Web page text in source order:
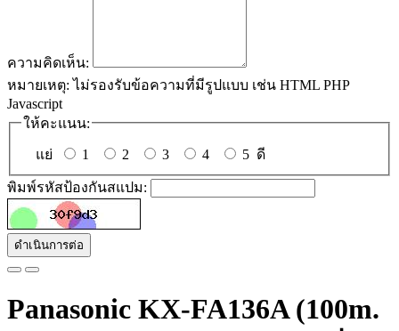
ความคิดเห็น:
หมายเหตุ: ไม่รองรับข้อความที่มีรูปแบบ เช่น HTML PHP
Javascript
ให้คะแนน:
แย่ 1 2 3 4 5 ดี
พิมพ์รหัสป้องกันสแปม:
ดำเนินการต่อ
Panasonic KX-FA136A (100m.